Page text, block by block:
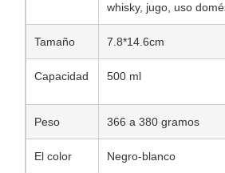
whisky, jugo, uso
Tamaño 7.8*14.6cm
Capacidad 500 ml
Peso 366 a 380 gramos
El color Negro-blanco